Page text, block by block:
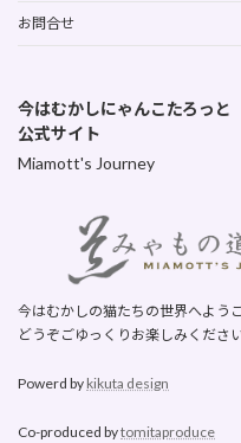
お問合せ
今はむかしにゃんこたろっと
公式サイト
Miamott's Journey
今はむかしの猫たちの世界へようこ
どうぞごゆっくりお楽しみください
Powerd by kikuta design
Co-produced bytomitaproduce